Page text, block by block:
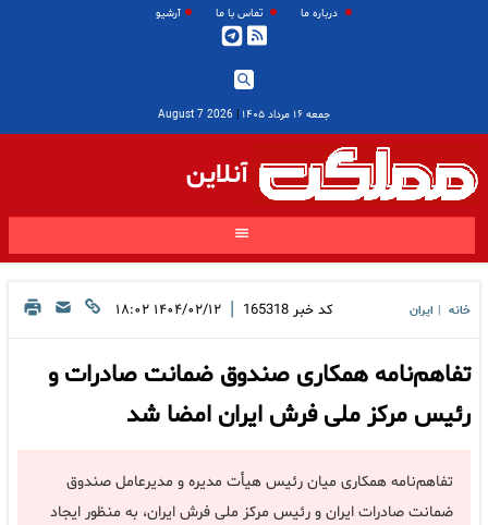
درباره ما تماس با ما آرشیو
جمعه ۱۶ مرداد ۱۴۰۵ |
2026 August 7
آنلاین
خانه ایران کد خبر 165318
| ۱۴۰۴/۰۲/۱۲ ۱۸:۰۲
تفاهم‌نامه همکاری صندوق ضمانت صادرات و
رئیس مرکز ملی فرش ایران امضا شد
تفاهم‌نامه همکاری میان رئیس هیأت مدیره و مدیرعامل صندوق
ضمانت صادرات ایران و رئیس مرکز ملی فرش ایران، به منظور ایجاد